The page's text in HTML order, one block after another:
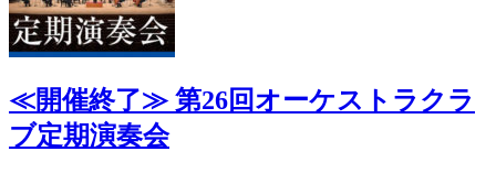
≪開催終了≫第26回オーケストラクラ
ブ定期演奏会